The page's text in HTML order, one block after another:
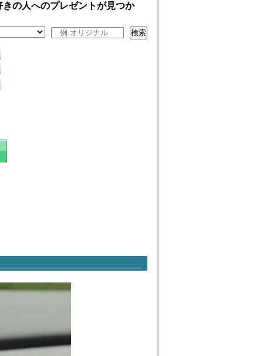
の人へのプレゼントが見つか
検索